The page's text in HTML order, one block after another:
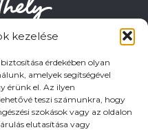
kezelése
érdekében olyan
amelyek segítségével
érünk el. Az ilyen
teszi számunkra, hogy
szokások vagy az oldalon
elutasítása vagy